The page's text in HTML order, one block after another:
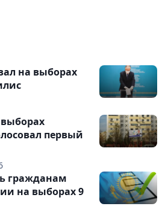
на выборах
первый
гражданам
на выборах 9